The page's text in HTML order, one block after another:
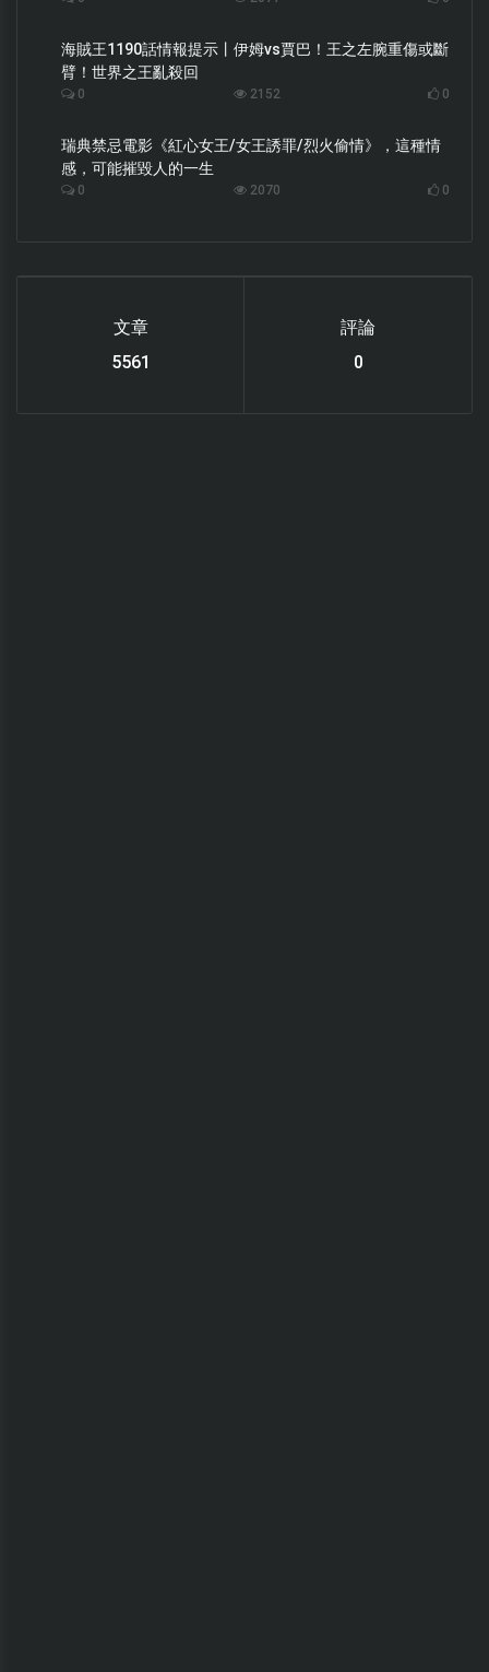
海賊王1190話情報提示丨伊姆vs賈巴！王之左腕重傷或斷
臂！世界之王亂殺回
0 2152 0
瑞典禁忌電影《紅心女王/女王誘罪/烈火偷情》，這種情
感，可能摧毀人的一生
0 2070 0
文章
6112
評論
0